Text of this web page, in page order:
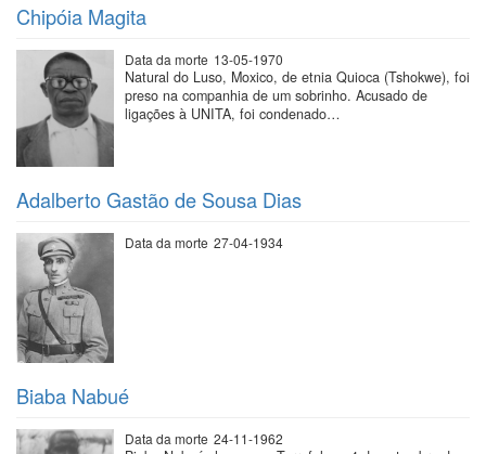
Chipóia Magita
Data da morte 13-05-1970
Natural do Luso, Moxico, de etnia Quioca (Tshokwe), foi
preso na companhia de um sobrinho. Acusado de
ligações à UNITA, foi condenado…
Adalberto Gastão de Sousa Dias
Data da morte 27-04-1934
Biaba Nabué
Data da morte 24-11-1962